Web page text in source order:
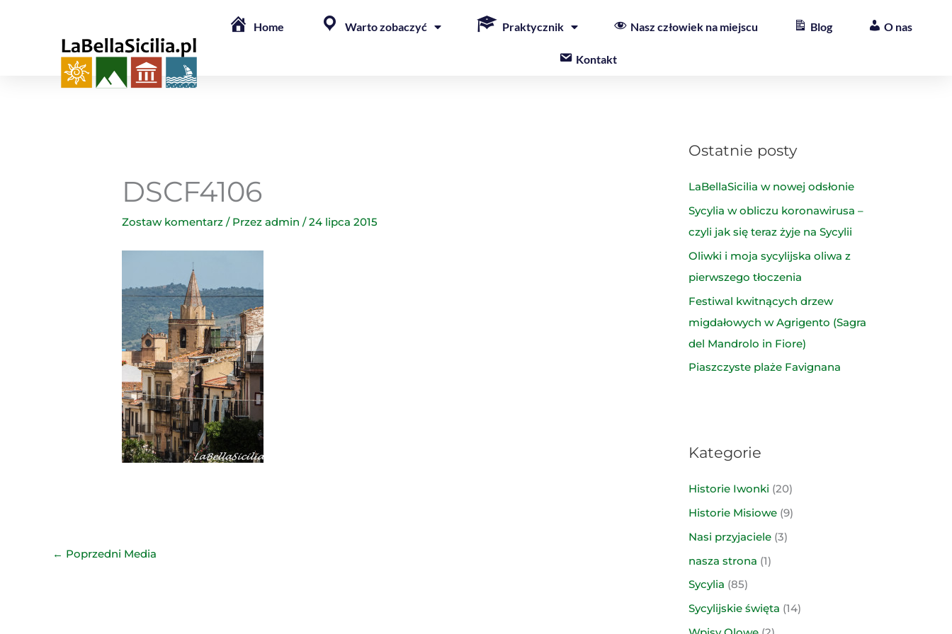
Home Warto zobaczyć Praktycznik Nasz człowiek na miejscu Blog O nas
Kontakt
DSCF4106
Zostaw komentarz / Przezadmin/24 lipca 2015
← Poprzedni Media
Ostatnie posty
LaBellaSicilia w nowej odsłonie
Sycylia w obliczu koronawirusa –
czyli jak się teraz żyje na Sycylii
Oliwki i moja sycylijska oliwa z
pierwszego tłoczenia
Festiwal kwitnących drzew
migdałowych w Agrigento (Sagra
del Mandrolo in Fiore)
Piaszczyste plaże Favignana
Kategorie
Historie Iwonki (20)
Historie Misiowe (9)
Nasi przyjaciele (3)
nasza strona (1)
Sycylia (85)
Sycylijskie święta (14)